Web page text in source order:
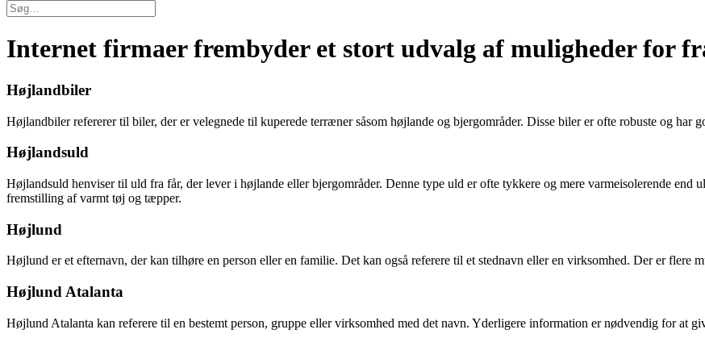
Internet firmaer frembyder et stort udvalg af muligheder for
Højlandbiler
Højlandbiler refererer til biler, der er velegnede til kuperede terræner såsom højlande og bjergområder. Disse biler er ofte robuste og
Højlandsuld
Højlandsuld henviser til uld fra får, der lever i højlande eller bjergområder. Denne type uld er ofte tykkere og mere varmeisolerende end
fremstilling af varmt tøj og tæpper.
Højlund
Højlund er et efternavn, der kan tilhøre en person eller en familie. Det kan også referere til et stednavn eller en virksomhed. Der er flere
Højlund Atalanta
Højlund Atalanta kan referere til en bestemt person, gruppe eller virksomhed med det navn. Yderligere information er nødvendig for at